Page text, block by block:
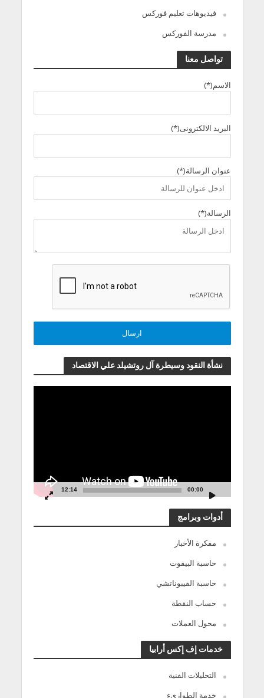
فيديوهات تعليم فوركس
مدرسة الفوركس
تواصل معنا
الاسم(*)
البريد الالكترونى(*)
عنوان الرسالة(*)
الرسالة(*)
نشأة النقود وسيطرة آل روتشيلد علي الاقتصاد
00:00
12:14
أدوات وبرامج
مفكرة الأخبار
حاسبة البيفوت
حاسبة الفيبوناتشي
حساب النقطة
محول العملات
خدمات إف إكس أرابيا
التحليلات الفنية
خدمة الطوارىء